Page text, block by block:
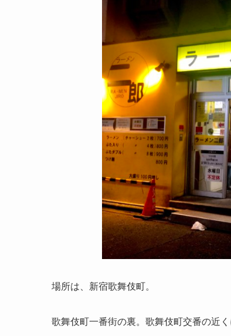
場所は、新宿歌舞伎町。
歌舞伎町一番街の裏。歌舞伎町交番の近く